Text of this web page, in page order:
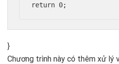
}
Chương trình này có thêm xử lý